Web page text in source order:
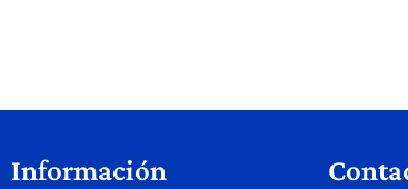
Información